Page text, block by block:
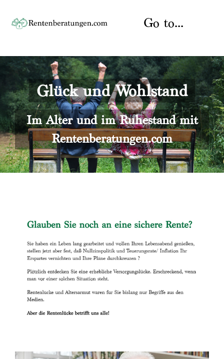
content
Go to...
Startseite
Rente
Rentenberater
Rentenversicherung
Versicherungsberatung
Über uns
Kontakt
Glück und Wohlstand
Im Alter und im Ruhestand mit
Rentenberatungen.com